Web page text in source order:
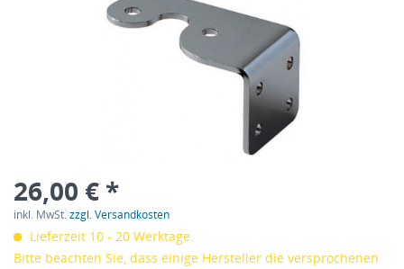
26,00 € *
inkl. MwSt.zzgl. Versandkosten
Lieferzeit 10 - 20 Werktage.
Bitte beachten Sie, dass einige Hersteller die versprochenen